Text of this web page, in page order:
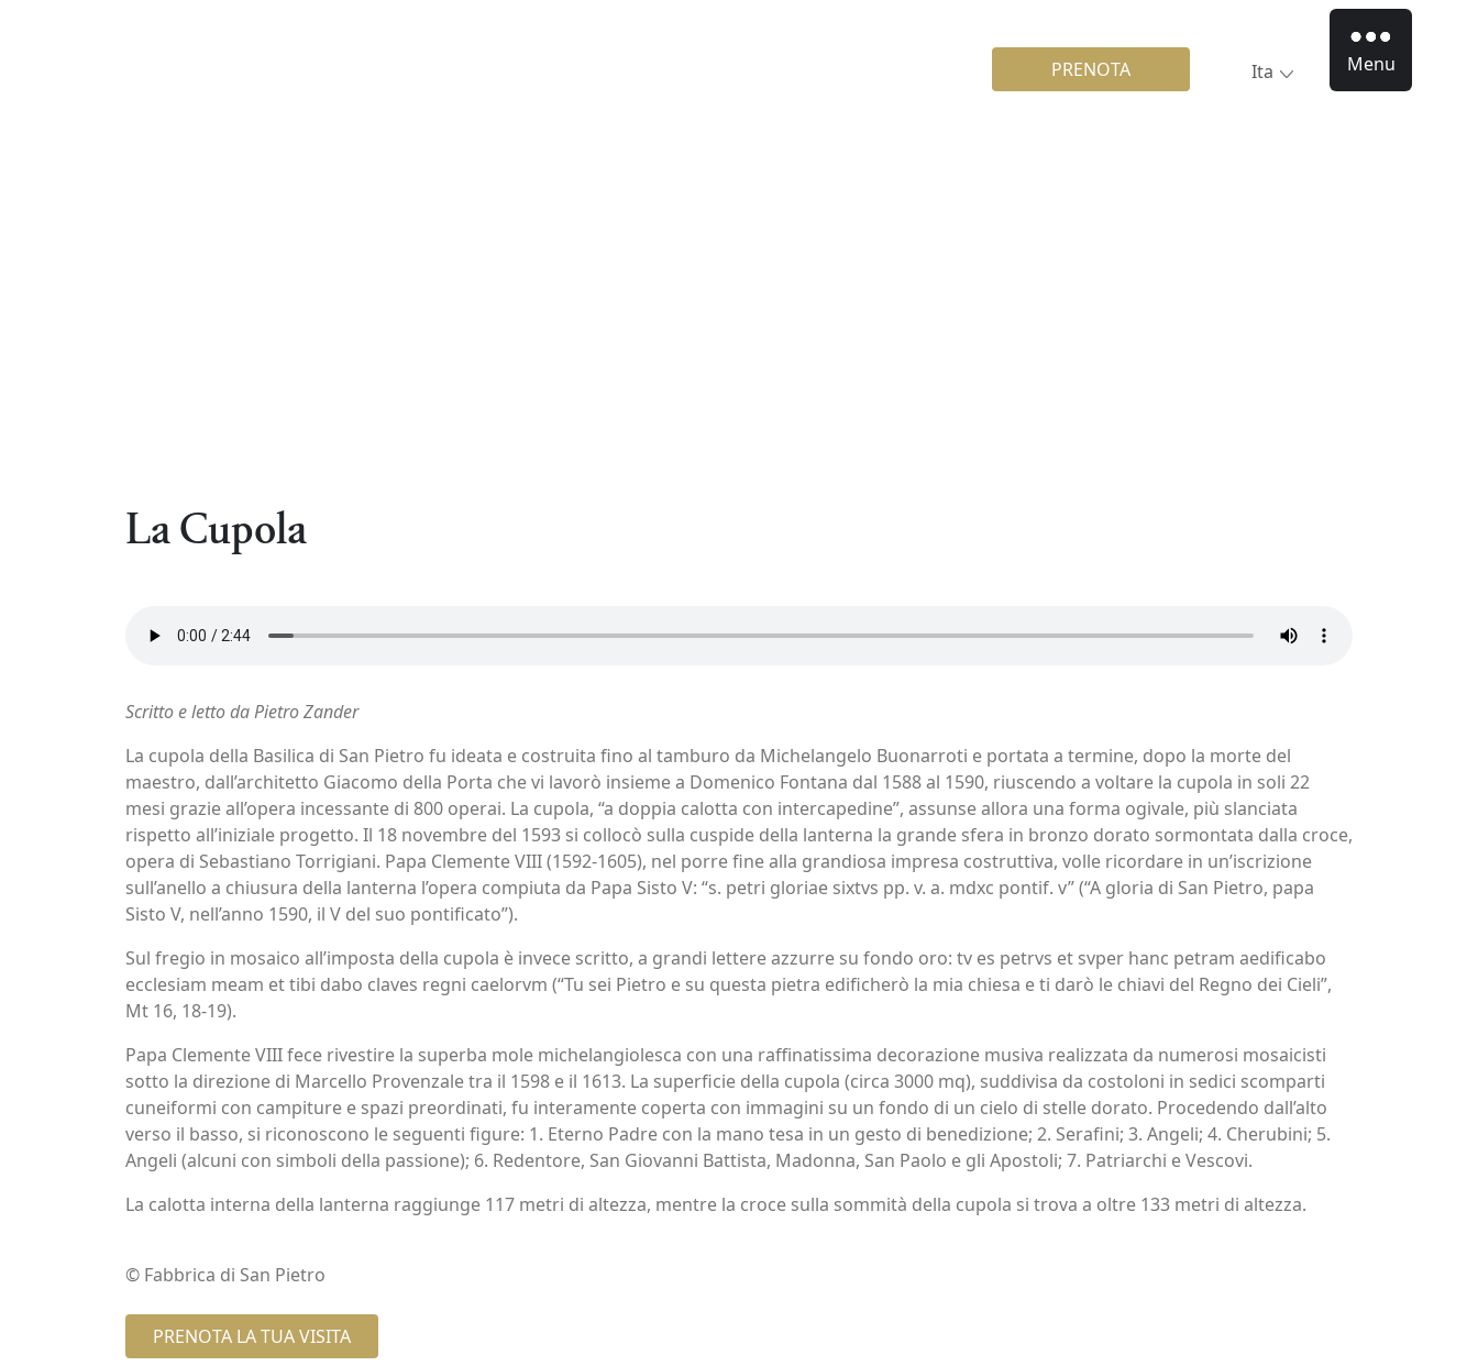
PRENOTA Ita Menu
La Cupola
Scritto e letto da Pietro Zander
La cupola della Basilica di San Pietro fu ideata e costruita fino al tamburo da Michelangelo Buonarroti e portata a termine, dopo la morte del
maestro, dall’architetto Giacomo della Porta che vi lavorò insieme a Domenico Fontana dal 1588 al 1590, riuscendo a voltare la cupola in soli 22
mesi grazie all’opera incessante di 800 operai. La cupola, “a doppia calotta con intercapedine”, assunse allora una forma ogivale, più slanciata
rispetto all’iniziale progetto. Il 18 novembre del 1593 si collocò sulla cuspide della lanterna la grande sfera in bronzo dorato sormontata dalla croce,
opera di Sebastiano Torrigiani. Papa Clemente VIII (1592-1605), nel porre fine alla grandiosa impresa costruttiva, volle ricordare in un’iscrizione
sull’anello a chiusura della lanterna l’opera compiuta da Papa Sisto V: “s. petri gloriae sixtvs pp. v. a. mdxc pontif. v” (“A gloria di San Pietro, papa
Sisto V, nell’anno 1590, il V del suo pontificato”).
Sul fregio in mosaico all’imposta della cupola è invece scritto, a grandi lettere azzurre su fondo oro: tv es petrvs et svper hanc petram aedificabo
ecclesiam meam et tibi dabo claves regni caelorvm (“Tu sei Pietro e su questa pietra edificherò la mia chiesa e ti darò le chiavi del Regno dei Cieli”,
Mt 16, 18-19).
Papa Clemente VIII fece rivestire la superba mole michelangiolesca con una raffinatissima decorazione musiva realizzata da numerosi mosaicisti
sotto la direzione di Marcello Provenzale tra il 1598 e il 1613. La superficie della cupola (circa 3000 mq), suddivisa da costoloni in sedici scomparti
cuneiformi con campiture e spazi preordinati, fu interamente coperta con immagini su un fondo di un cielo di stelle dorato. Procedendo dall’alto
verso il basso, si riconoscono le seguenti figure: 1. Eterno Padre con la mano tesa in un gesto di benedizione; 2. Serafini; 3. Angeli; 4. Cherubini; 5.
Angeli (alcuni con simboli della passione); 6. Redentore, San Giovanni Battista, Madonna, San Paolo e gli Apostoli; 7. Patriarchi e Vescovi.
La calotta interna della lanterna raggiunge 117 metri di altezza, mentre la croce sulla sommità della cupola si trova a oltre 133 metri di altezza.
© Fabbrica di San Pietro
PRENOTA LA TUA VISITA